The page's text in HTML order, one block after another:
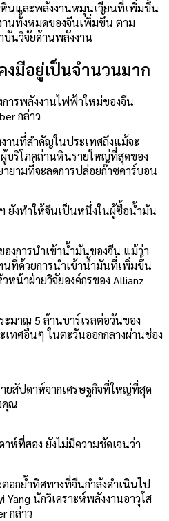
นและพลังงานหมุนเวียนที่เพิ่มขึ้น
นทั้งหมดของจีนเพิ่มขึ้น ตาม
บันวิจัยด้านพลังงาน
งมีอยู่เป็นจำนวนมาก
ารพลังงานไฟฟ้าใหม่ของจีน
กล่าว
านที่สำคัญในประเทศถึงแม้จะ
บริโภคถ่านหินรายใหญ่ที่สุดของ
ยามที่จะลดการปล่อยก๊าซคาร์บอน
ยังทำให้จีนเป็นหนึ่งในผู้ซื้อน้ำมัน
งการนำเข้าน้ำมันของจีน แม้ว่า
ที่ด้วยการนำเข้าน้ำมันที่เพิ่มขึ้น
หน้าฝ่ายวิจัยองค์กรของ Allianz
มาณ 5 ล้านบาร์เรลต่อวันของ
เทศอื่นๆ ในตะวันออกกลางผ่านช่อง
ยสัปดาห์จากเศรษฐกิจที่ใหญ่ที่สุด
คุณ
ห์ที่สอง ยังไม่มีความชัดเจนว่า
อกย้ำทิศทางที่จีนกำลังดำเนินไป
Yang นักวิเคราะห์พลังงานอาวุโส
กล่าว